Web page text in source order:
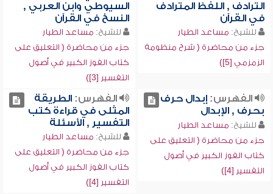
الترادف , اللفظ المترادف
في القرآن
للشيخ: مساعد الطيار
جزء من محاضرة ( شرح منظومة
الزمزمي [5])
السيوطي وابن العربي ,
النسخ في القرآن
للشيخ: مساعد الطيار
جزء من محاضرة ( التعليق على
كتاب الفوز الكبير في أصول
التفسير [3])
الفهرس:إبدال حرف
بحرف , الإبدال
للشيخ: مساعد الطيار
جزء من محاضرة ( التعليق على
كتاب الفوز الكبير في أصول
التفسير [4])
الفهرس:الطريقة
المثلى في قراءة كتب
التفسير , الأسئلة
للشيخ: مساعد الطيار
جزء من محاضرة ( التعليق على
كتاب الفوز الكبير في أصول
التفسير [4])